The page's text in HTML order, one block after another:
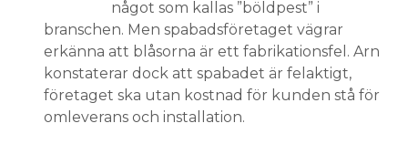
något som kallas ”böldpest” i
branschen. Men spabadsföretaget vägrar
erkänna att blåsorna är ett fabrikationsfel. Arn
konstaterar dock att spabadet är felaktigt,
företaget ska utan kostnad för kunden stå för
omleverans och installation.